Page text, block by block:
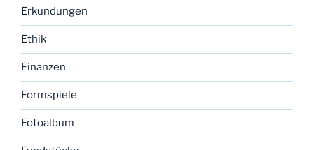
Erkundungen
Ethik
Finanzen
Formspiele
Fotoalbum